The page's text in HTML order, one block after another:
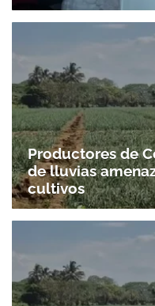
Productores de
de lluvias
cultivos